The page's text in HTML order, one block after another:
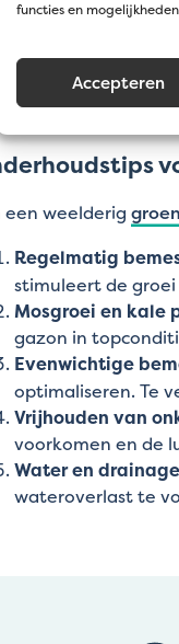
functies en
Accepteren
repair
een weelderig
Regelmatig
stimuleert de
Mosgroei en kale
gazon in
Evenwichtige
optimaliseren. Te
Vrijhouden van
voorkomen en de
Water en
wateroverlast te